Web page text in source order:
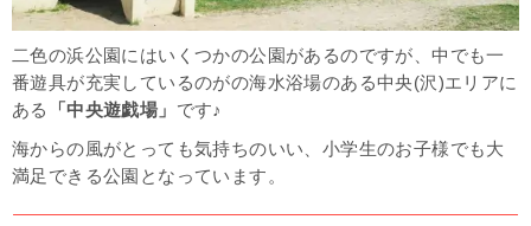
二色の浜公園にはいくつかの公園があるのですが、中でも一
番遊具が充実しているのがの海水浴場のある中央(沢)エリアに
ある
「中央遊戯場」 です♪
海からの風がとっても気持ちのいい、小学生のお子様でも大
満足できる公園となっています。